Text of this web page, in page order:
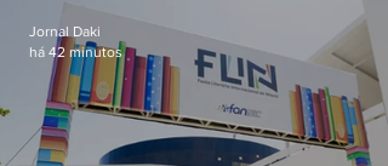
Jornal Daki
há 42 minutos